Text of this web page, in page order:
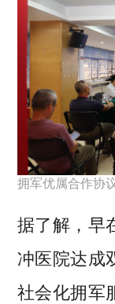
拥军优属合作协
据了解，早
冲医院达成
社会化拥军